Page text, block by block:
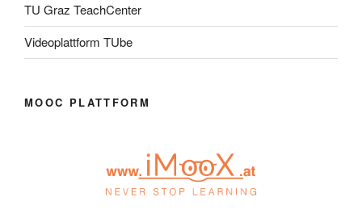
TU Graz TeachCenter
Videoplattform TUbe
MOOC PLATTFORM